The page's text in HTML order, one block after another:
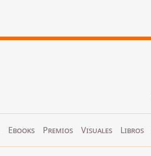
Ebooks Premios Visuales Libros